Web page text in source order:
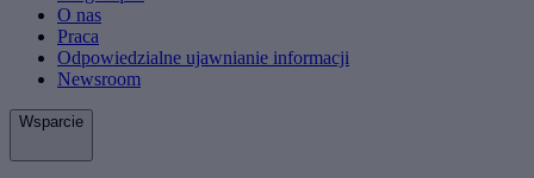
O nas
Praca
Odpowiedzialne ujawnianie informacji
Newsroom
Wsparcie